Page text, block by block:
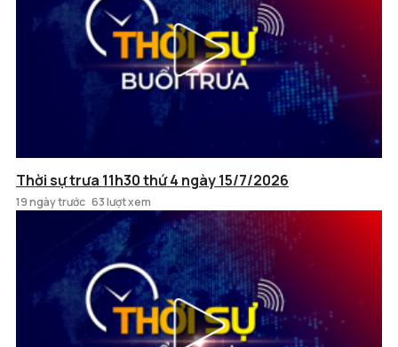
Thời sự trưa 11h30 thứ 4 ngày 15/7/2026
19 ngày trước 63 lượt xem